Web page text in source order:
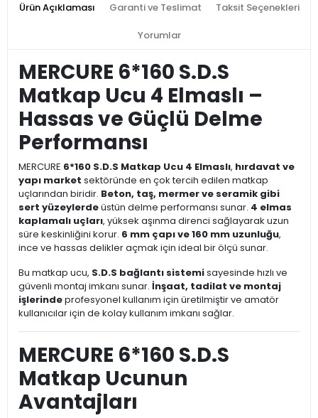
Ürün Açıklaması Garanti ve Teslimat Taksit Seçenekleri
Yorumlar
MERCURE 6*160 S.D.S
Matkap Ucu 4 Elmaslı –
Hassas ve Güçlü Delme
Performansı
MERCURE 6*160 S.D.S Matkap Ucu 4 Elmaslı, hırdavat ve
yapı market sektöründe en çok tercih edilen matkap
uçlarından biridir. Beton, taş, mermer ve seramik gibi
sert yüzeylerdeüstün delme performansı sunar. 4 elmas
kaplamalı uçları, yüksek aşınma direnci sağlayarak uzun
süre keskinliğini korur. 6 mm çapı ve 160 mm uzunluğu,
ince ve hassas delikler açmak için ideal bir ölçü sunar.
Bu matkap ucu, S.D.S bağlantı sistemisayesinde hızlı ve
güvenli montaj imkanı sunar. İnşaat, tadilat ve montaj
işlerindeprofesyonel kullanım için üretilmiştir ve amatör
kullanıcılar için de kolay kullanım imkanı sağlar.
MERCURE 6*160 S.D.S
Matkap Ucunun
Avantajları